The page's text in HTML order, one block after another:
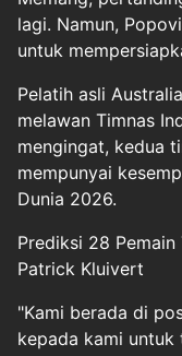
lagi. Namun,
untuk
Pelatih asli
melawan Timnas
mengingat, kedua
mempunyai
Dunia 2026.
Prediksi 28
Patrick Kluivert
"Kami berada di
kepada kami untuk